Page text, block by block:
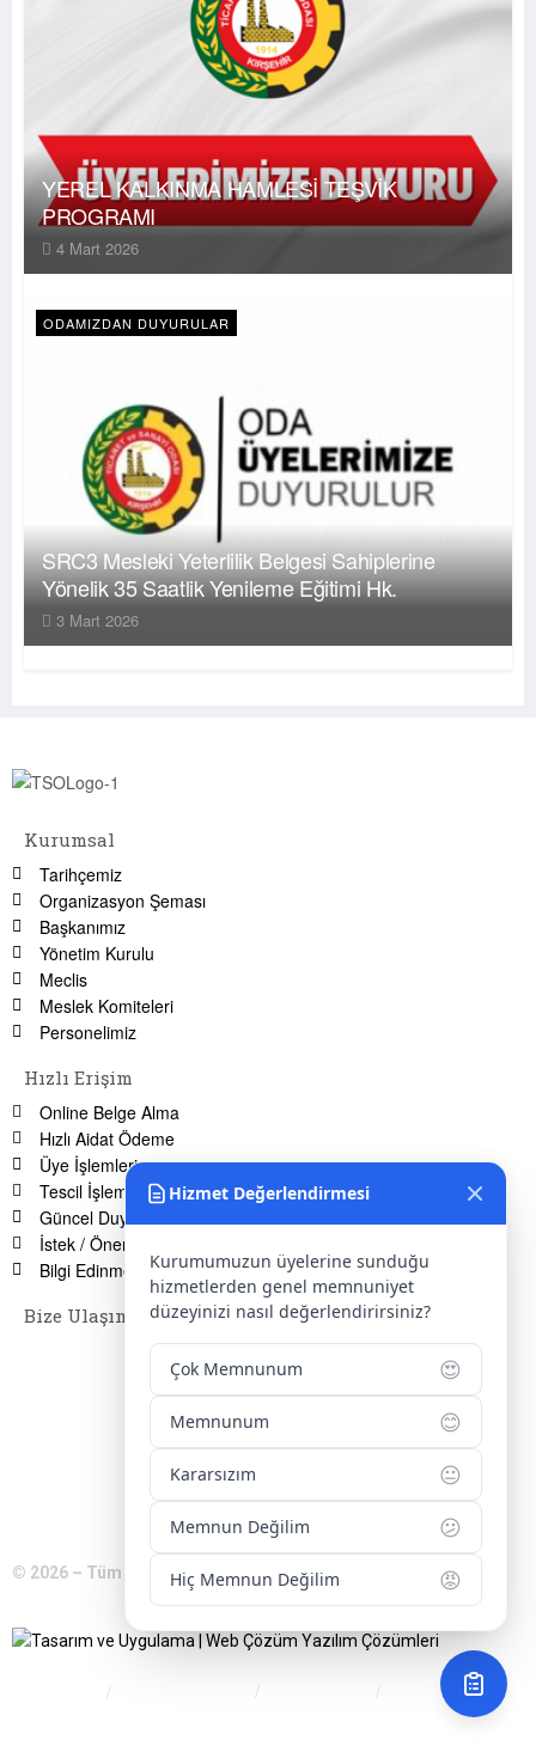
YEREL KALKINMA HAMLESİ TEŞVİK
PROGRAMI
4 Mart 2026
ODAMIZDAN DUYURULAR
SRC3 Mesleki Yeterlilik Belgesi Sahiplerine
Yönelik 35 Saatlik Yenileme Eğitimi Hk.
3 Mart 2026
Kurumsal
Tarihçemiz
Organizasyon Şeması
Başkanımız
Yönetim Kurulu
Meclis
Meslek Komiteleri
Personelimiz
Hızlı Erişim
Online Belge Alma
Hızlı Aidat Ödeme
Üye İşlemleri
Tescil İşlemleri
Güncel Duyurular
İstek / Öneri / Şikayet Formu
Bilgi Edinme Hakkı
Bize Ulaşın
Yenice Mah. Atatürk Cad. Tüccarlar İşhanı Kat:1 No:1
0 386 213 11 86
bilgi@kirsehirtso.org.tr
© 2026 – Tüm Hakları Saklıdır.
İletişim
Hizmet Değerlendirmesi
Kurumumuzun üyelerine sunduğu
hizmetlerden genel memnuniyet
düzeyinizi nasıl değerlendirirsiniz?
Çok Memnunum 😍
Memnunum 😊
Kararsızım 😐
Memnun Değilim 😕
Hiç Memnun Değilim 😡